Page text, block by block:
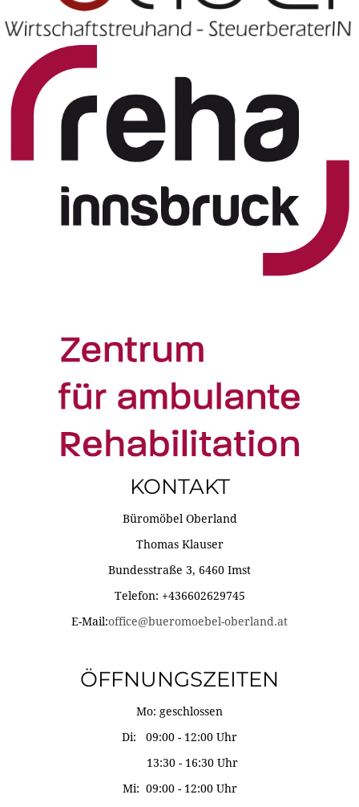
KONTAKT
Büromöbel Oberland
Thomas Klauser
Bundesstraße 3, 6460 Imst
Telefon: +436602629745
E-Mail:office@bueromoebel-oberland.at
ÖFFNUNGSZEITEN
Mo: geschlossen
Di: 09:00 - 12:00 Uhr
13:30 - 16:30 Uhr
Mi: 09:00 - 12:00 Uhr